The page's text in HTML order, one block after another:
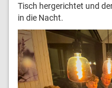
Tisch hergerichtet und
in die Nacht.